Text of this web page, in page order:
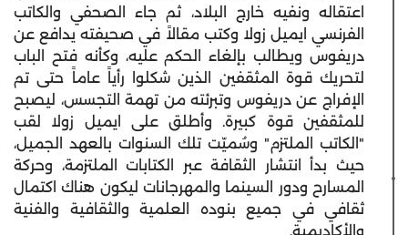
اعتقاله ونفيه خارج البلاد، ثم جاء الصحفي والكاتب
الفرنسي ايميل زولا وكتب مقالاً في صحيفته يدافع عن
دريفوس ويطالب بإلغاء الحكم عليه، وكأنه فتح الباب
لتحريك قوة المثقفين الذين شكلوا رأياً عاماً حتى تم
الإفراج عن دريفوس وتبرئته من تهمة التجسس، ليصبح
للمثقفين قوة كبيرة. وأطلق على ايميل زولا لقب
"الكاتب الملتزم" وسُميّت تلك السنوات بالعهد الجميل،
حيث بدأ انتشار الثقافة عبر الكتابات الملتزمة، وحركة
المسارح ودور السينما والمهرجانات ليكون هناك اكتمال
ثقافي في جميع بنوده العلمية والثقافية والفنية
والأكاديمية.